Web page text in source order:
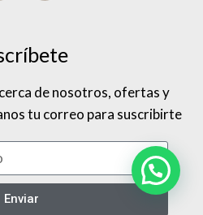
de nosotros, ofertas y
tu correo para suscribirte
Enviar